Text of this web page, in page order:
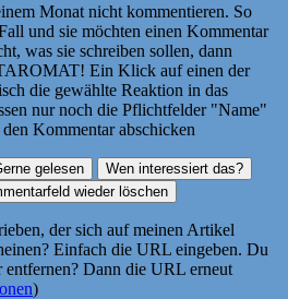
Monat nicht kommentieren. So
und sie möchten einen Kommentar
was sie schreiben sollen, dann
Ein Klick auf einen der
die gewählte Reaktion in das
nur noch die Pflichtfelder "Name"
Kommentar abschicken
der sich auf meinen Artikel
Einfach die URL eingeben. Du
Dann die URL erneut
)